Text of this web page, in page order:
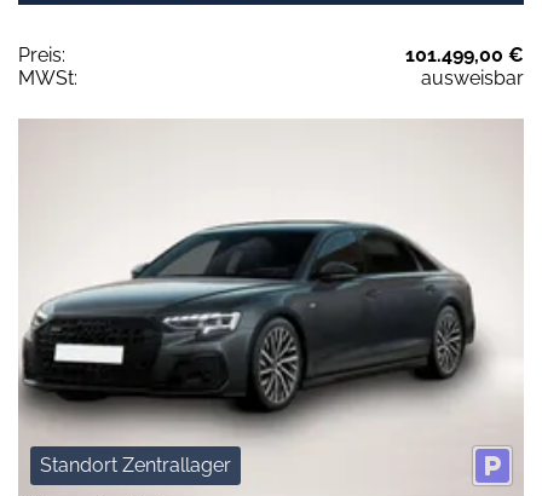
Preis:
101.499,00 €
MWSt:
ausweisbar
Standort Zentrallager